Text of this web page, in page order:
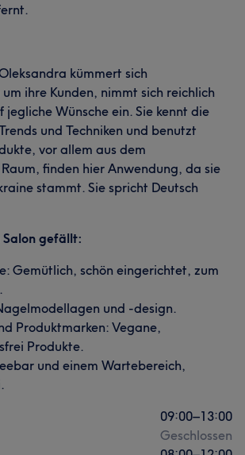
kümmert sich
ihre Kunden, nimmt sich reichlich
Wünsche ein. Sie kennt die
und Techniken und benutzt
vor allem aus dem
finden hier Anwendung, da sie
stammt. Sie spricht Deutsch
Salon gefällt:
Gemütlich, schön eingerichtet, zum
und -design.
Produktmarken: Vegane,
Produkte.
und einem Wartebereich,
09:00–13:00
Geschlossen